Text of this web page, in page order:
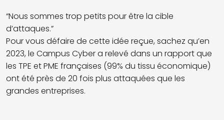
“Nous sommes trop petits pour être la cible
d’attaques.”
Pour vous défaire de cette idée reçue, sachez qu’en
2023, le Campus Cyber a relevé dans un rapport que
les TPE et PME françaises (99% du tissu économique)
ont été près de 20 fois plus attaquées que les
grandes entreprises.